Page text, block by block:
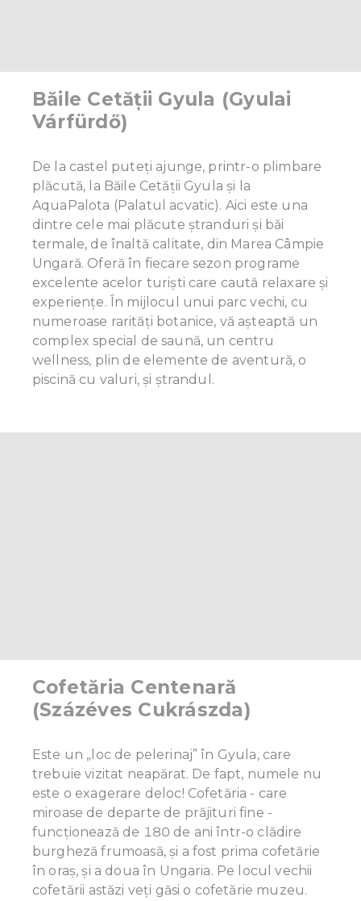
Băile Cetății Gyula (Gyulai
Várfürdő)
De la castel puteți ajunge, printr-o plimbare
plăcută, la Băile Cetății Gyula și la
AquaPalota (Palatul acvatic). Aici este una
dintre cele mai plăcute ștranduri și băi
termale, de înaltă calitate, din Marea Câmpie
Ungară. Oferă în fiecare sezon programe
excelente acelor turiști care caută relaxare și
experiențe. În mijlocul unui parc vechi, cu
numeroase rarități botanice, vă așteaptă un
complex special de saună, un centru
wellness, plin de elemente de aventură, o
piscină cu valuri, și ștrandul.
Cofetăria Centenară
(Százéves Cukrászda)
Este un „loc de pelerinaj” în Gyula, care
trebuie vizitat neapărat. De fapt, numele nu
este o exagerare deloc! Cofetăria - care
miroase de departe de prăjituri fine -
funcționează de 180 de ani într-o clădire
burgheză frumoasă, și a fost prima cofetărie
în oraș, și a doua în Ungaria. Pe locul vechii
cofetării astăzi veți găsi o cofetărie muzeu.